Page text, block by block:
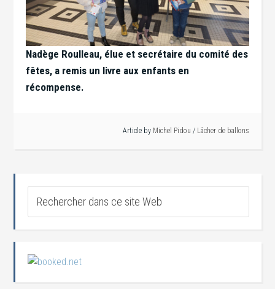
Nadège Roulleau, élue et secrétaire du comité des
fêtes, a remis un livre aux enfants en
récompense.
Article by Michel Pidou / Lâcher de ballons